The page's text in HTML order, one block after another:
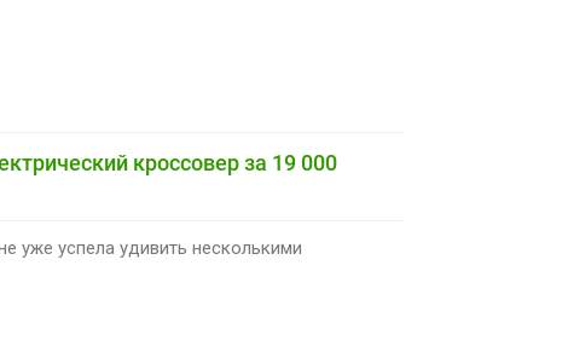
кроссовер за 19 000
уже успела удивить несколькими